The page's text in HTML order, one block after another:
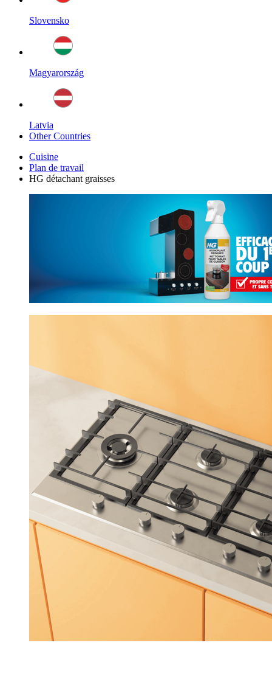
Slovensko
Magyarország
Latvia
Other Countries
Cuisine
Plan de travail
HG détachant graisses